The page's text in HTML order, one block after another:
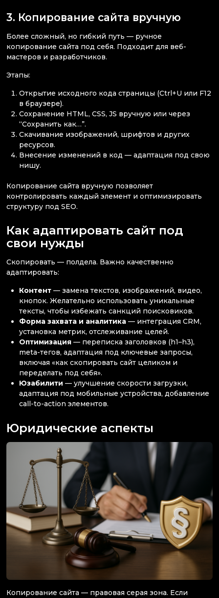
3. Копирование сайта вручную
Более сложный, но гибкий путь — ручное
копирование сайта под себя. Подходит для веб-
мастеров и разработчиков.
Этапы:
Открытие исходного кода страницы (Ctrl+U или F12
в браузере).
Сохранение HTML, CSS, JS вручную или через
“Сохранить как…”.
Скачивание изображений, шрифтов и других
ресурсов.
Внесение изменений в код — адаптация под свою
нишу.
Копирование сайта вручную позволяет
контролировать каждый элемент и оптимизировать
структуру под SEO.
Как адаптировать сайт под
свои нужды
Скопировать — полдела. Важно качественно
адаптировать:
Контент — замена текстов, изображений, видео,
кнопок. Желательно использовать уникальные
тексты, чтобы избежать санкций поисковиков.
Форма захвата и аналитика — интеграция CRM,
установка метрик, отслеживание целей.
Оптимизация — переписка заголовков (h1–h3),
meta-тегов, адаптация под ключевые запросы,
включая «как скопировать сайт целиком и
переделать под себя».
Юзабилити — улучшение скорости загрузки,
адаптация под мобильные устройства, добавление
call-to-action элементов.
Юридические аспекты
Копирование сайта — правовая серая зона. Если